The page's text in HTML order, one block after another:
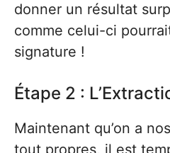
donner un résultat
comme celui-ci
signature !
Étape 2 :
Maintenant qu’on a
tout propres, il est